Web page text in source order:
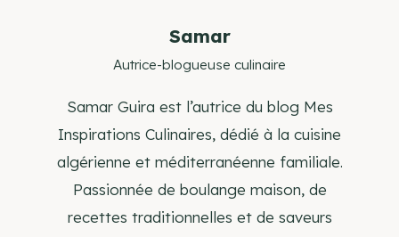
Samar
Autrice-blogueuse culinaire
Samar Guira est l’autrice du blog Mes
Inspirations Culinaires, dédié à la cuisine
algérienne et méditerranéenne familiale.
Passionnée de boulange maison, de
recettes traditionnelles et de saveurs